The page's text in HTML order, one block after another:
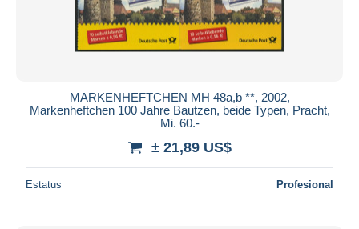
MARKENHEFTCHEN MH 48a,b **, 2002,
Markenheftchen 100 Jahre Bautzen, beide Typen, Pracht,
Mi. 60.-
± 21,89 US$
Estatus Profesional